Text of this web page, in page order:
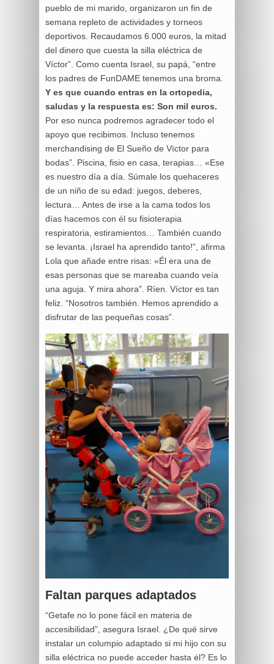
pueblo de mi marido, organizaron un fin de
semana repleto de actividades y torneos
deportivos. Recaudamos 6.000 euros, la mitad
del dinero que cuesta la silla eléctrica de
Víctor”. Como cuenta Israel, su papá, “entre
los padres de FunDAME tenemos una broma.
Y es que cuando entras en la ortopedia,
saludas y la respuesta es: Son mil euros.
Por eso nunca podremos agradecer todo el
apoyo que recibimos. Incluso tenemos
merchandising de El Sueño de Vïctor para
bodas”. Piscina, fisio en casa, terapias… «Ese
es nuestro día a día. Súmale los quehaceres
de un niño de su edad: juegos, deberes,
lectura… Antes de irse a la cama todos los
días hacemos con él su fisioterapia
respiratoria, estiramientos… También cuando
se levanta. ¡Israel ha aprendido tanto!”, afirma
Lola que añade entre risas: «Él era una de
esas personas que se mareaba cuando veía
una aguja. Y mira ahora”. Ríen. Víctor es tan
feliz. “Nosotros también. Hemos aprendido a
disfrutar de las pequeñas cosas”.
Faltan parques adaptados
“Getafe no lo pone fácil en materia de
accesibilidad”, asegura Israel. ¿De qué sirve
instalar un columpio adaptado si mi hijo con su
silla eléctrica no puede acceder hasta él? Es lo